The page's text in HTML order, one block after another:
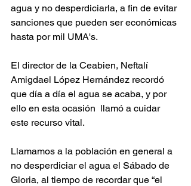
agua y no desperdiciarla, a fin de evitar
sanciones que pueden ser económicas
hasta por mil UMA's.
El director de la Ceabien, Neftalí
Amigdael López Hernández recordó
que día a día el agua se acaba, y por
ello en esta ocasión  llamó a cuidar
este recurso vital.
Llamamos a la población en general a
no desperdiciar el agua el Sábado de
Gloria, al tiempo de recordar que “el